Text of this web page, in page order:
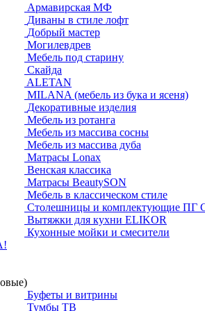
Армавирская МФ
Диваны в стиле лофт
Добрый мастер
Могилевдрев
Мебель под старину
Скайда
ALETAN
MILANA (мебель из бука и ясеня)
Декоративные изделия
Мебель из ротанга
Мебель из массива сосны
Мебель из массива дуба
Матрасы Lonax
Венская классика
Матрасы BeautySON
Мебель в классическом стиле
Столешницы и комплектующие ПГ
Вытяжки для кухни ELIKOR
Кухонные мойки и смесители
Буфеты и витрины
Тумбы ТВ